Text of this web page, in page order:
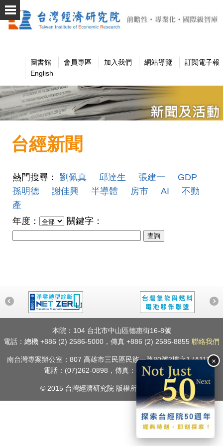
圖書館 會員專區 加入我們 網站導覽
訂閱電子報
English
×
台經新聞
熱門搜尋：劉佩真 邱達生 張建一
GDP
孫明德
謝佳興 半導體 房市 AI
不動
產
年度：
關鍵字：
本院：104 台北市中山區德惠街16-8號
電話：總機 +886 (2) 2586-5000，傳真 +886 (2) 2586-8855 聯絡我們
南台灣專案辦公室：807 高雄市三民區民族一路80號2樓之1 (A11室)
電話：(07)262-0898，傳真：(07)398-3703
© 2015 台灣經濟研究院 版權所有. 隱私權聲明